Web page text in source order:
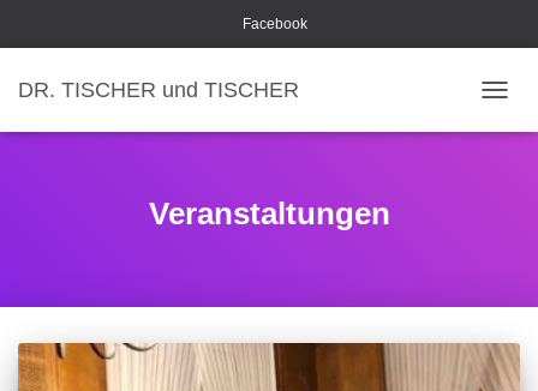
Facebook
DR. TISCHER und TISCHER
Veranstaltungen